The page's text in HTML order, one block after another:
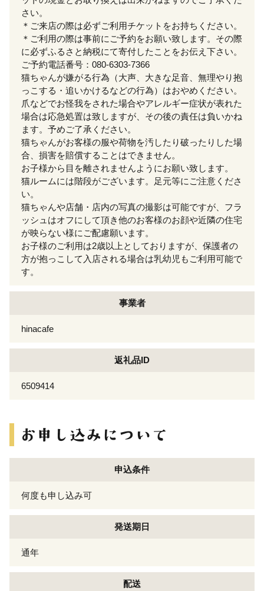
さい。
＊ご来店の際は必ずご利用チケットをお持ちください。
＊ご利用の際は事前にご予約をお願い致します。その際
に必ずふるさと納税にて寄付したことをお伝え下さい。
ご予約電話番号：080-6303-7366
猫ちゃんが嫌がる行為（大声、大きな足音、無理やり抱
っこする・追いかけるなどの行為）はおやめください。
爪などでお怪我をされた場合やアレルギー症状が表れた
場合は応急処置は致しますが、その後の責任は負いかね
ます。予めご了承ください。
猫ちゃんがお客様の服や荷物を汚したり破ったりした場
合、損害を賠償することはできません。
お子様から目を離されませんようにお願い致します。
猫ルームには階段がございます。足元等にご注意くださ
い。
猫ちゃんや店舗・店内の写真の撮影は可能ですが、フラ
ッシュはオフにして頂き他のお客様のお顔や近隣の住宅
が映らない様にご配慮願います。
お子様のご利用は2歳以上としておりますが、保護者の
方が抱っこして入店される場合は乳幼児もご利用可能で
す。
事業者
hinacafe
返礼品ID
6509414
申込条件
何度も申し込み可
発送期日
通年
配送